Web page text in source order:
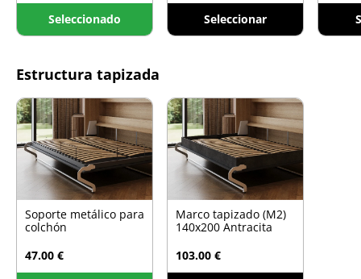
Seleccionado Seleccionar
Estructura tapizada
Soporte metálico para
colchón
47.00 €
Marco tapizado (M2)
140x200 Antracita
103.00 €